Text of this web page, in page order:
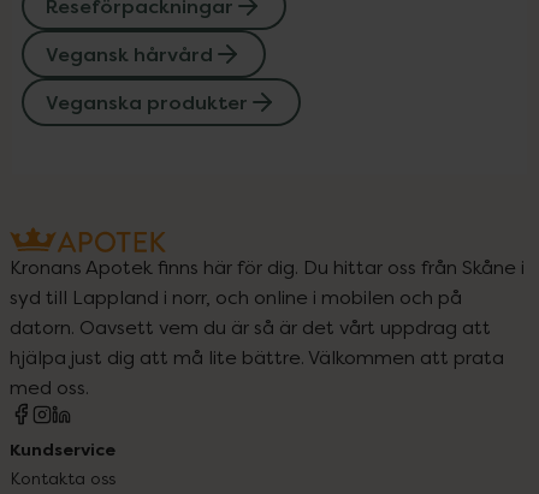
Reseförpackningar
Vegansk hårvård
Veganska produkter
Kronans Apotek finns här för dig. Du hittar oss från Skåne i
syd till Lappland i norr, och online i mobilen och på
datorn. Oavsett vem du är så är det vårt uppdrag att
hjälpa just dig att må lite bättre. Välkommen att prata
med oss.
Kundservice
Kontakta oss